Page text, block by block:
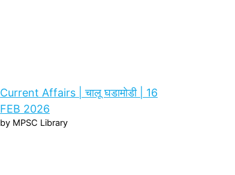
Current Affairs | चालू घडामोडी | 16
FEB 2026
by MPSC Library